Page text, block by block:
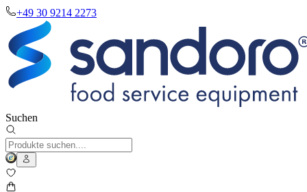
+49 30 9214 2273
Suchen